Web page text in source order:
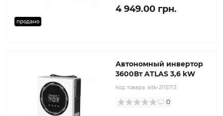
продано
4 949.00 грн.
Автономный инвертор
3600Вт ATLAS 3,6 kW
Код товара: altk-2115713
0